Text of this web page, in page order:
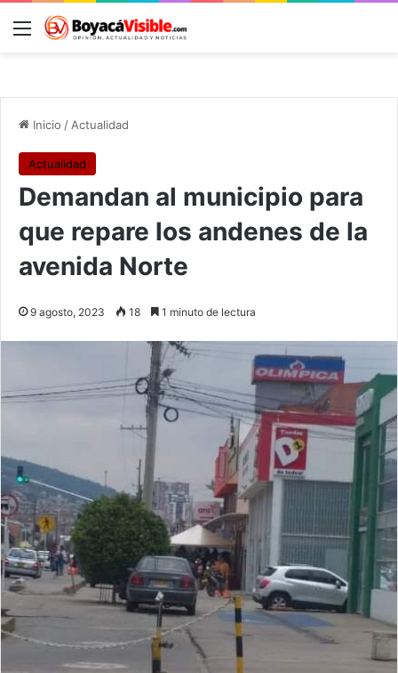
Menú
Inicio / Actualidad
Actualidad
Demandan al municipio para
que repare los andenes de la
avenida Norte
9 agosto, 2023 18 1 minuto de lectura